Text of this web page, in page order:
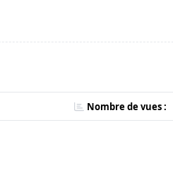
Nombre de vues :